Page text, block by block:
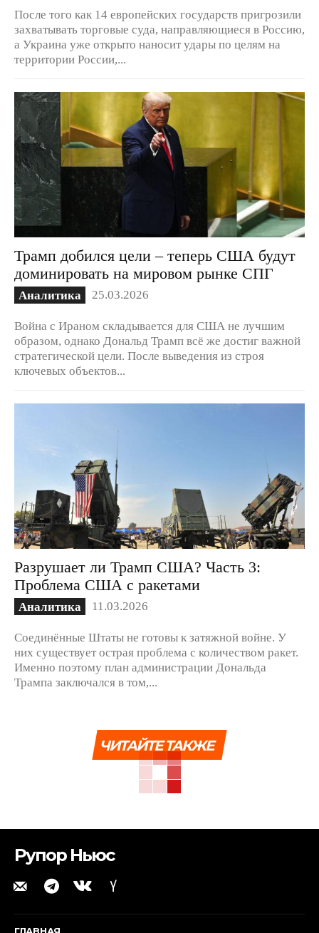
После того как 14 европейских государств пригрозили
захватывать торговые суда, направляющиеся в Россию,
а Украина уже открыто наносит удары по целям на
территории России,...
Трамп добился цели – теперь США будут
доминировать на мировом рынке СПГ
Аналитика 25.03.2026
Война с Ираном складывается для США не лучшим
образом, однако Дональд Трамп всё же достиг важной
стратегической цели. После выведения из строя
ключевых объектов...
Разрушает ли Трамп США? Часть 3:
Проблема США с ракетами
Аналитика 11.03.2026
Соединённые Штаты не готовы к затяжной войне. У
них существует острая проблема с количеством ракет.
Именно поэтому план администрации Дональда
Трампа заключался в том,...
ЧИТАЙТЕ ТАКЖЕ
Рупор Ньюс
ГЛАВНАЯ